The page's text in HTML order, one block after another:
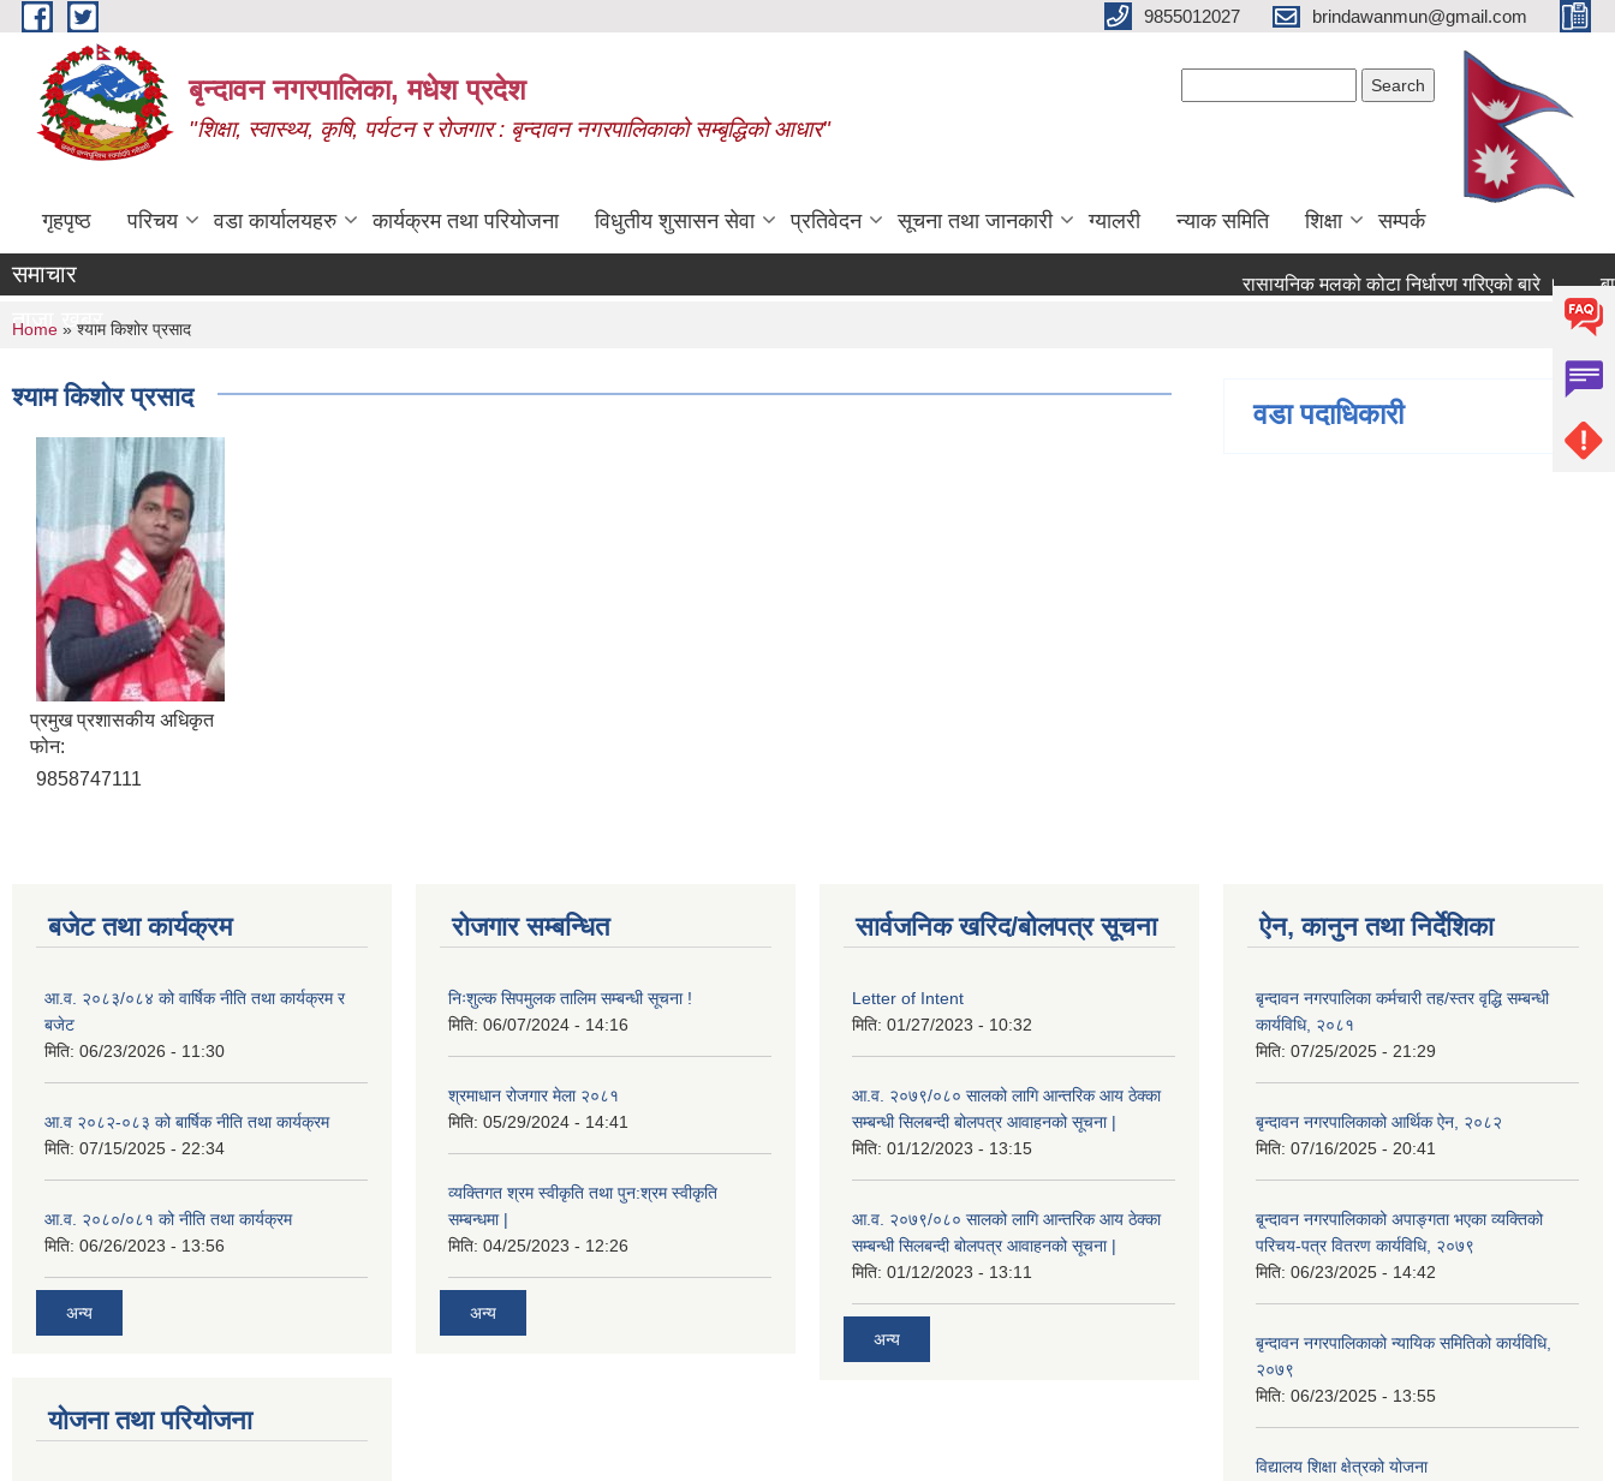
Skip to main content 9855012027 brindawanmun@gmail.com
बृन्दावन नगरपालिका, मधेश प्रदेश
"शिक्षा, स्वास्थ्य, कृषि, पर्यटन र रोजगार : बृन्दावन नगरपालिकाको सम्बृद्धिको आधार"
गृहपृष्ठ परिचय वडा कार्यालयहरु कार्यक्रम तथा परियोजना विधुतीय शुसासन सेवा प्रतिवेदन सूचना तथा जानकारी ग्यालरी न्याक समिति शिक्षा सम्पर्क
समाचार रासायनिक मलको कोटा निर्धारण गरिएको बारे ।
ताजा खबर
You are here
Home » श्याम किशोर प्रसाद
श्याम किशोर प्रसाद
प्रमुख प्रशासकीय अधिकृत
फोन:
9858747111
वडा पदाधिकारी
बजेट तथा कार्यक्रम
आ.व. २०८३/०८४ को वार्षिक नीति तथा कार्यक्रम र
बजेट
मिति: 06/23/2026 - 11:30
आ.व २०८२-०८३ को बार्षिक नीति तथा कार्यक्रम
मिति: 07/15/2025 - 22:34
आ.व. २०८०/०८१ को नीति तथा कार्यक्रम
मिति: 06/26/2023 - 13:56
अन्य
योजना तथा परियोजना
रोजगार सम्बन्धित
निःशुल्क सिपमुलक तालिम सम्बन्धी सूचना !
मिति: 06/07/2024 - 14:16
श्रमाधान रोजगार मेला २०८१
मिति: 05/29/2024 - 14:41
व्यक्तिगत श्रम स्वीकृति तथा पुन:श्रम स्वीकृति
सम्बन्धमा |
मिति: 04/25/2023 - 12:26
अन्य
सार्वजनिक खरिद/बोलपत्र सूचना
Letter of Intent
मिति: 01/27/2023 - 10:32
आ.व. २०७९/०८० सालको लागि आन्तरिक आय ठेक्का
सम्बन्धी सिलबन्दी बोलपत्र आवाहनको सूचना |
मिति: 01/12/2023 - 13:15
आ.व. २०७९/०८० सालको लागि आन्तरिक आय ठेक्का
सम्बन्धी सिलबन्दी बोलपत्र आवाहनको सूचना |
मिति: 01/12/2023 - 13:11
अन्य
ऐन, कानुन तथा निर्देशिका
बृन्दावन नगरपालिका कर्मचारी तह/स्तर वृद्धि सम्बन्धी
कार्यविधि, २०८१
मिति: 07/25/2025 - 21:29
बृन्दावन नगरपालिकाको आर्थिक ऐन, २०८२
मिति: 07/16/2025 - 20:41
बृ्न्दावन नगरपालिकाको अपाङ्गता भएका व्यक्तिको
परिचय-पत्र वितरण कार्यविधि, २०७९
मिति: 06/23/2025 - 14:42
बृन्दावन नगरपालिकाको न्यायिक समितिको कार्यविधि,
२०७९
मिति: 06/23/2025 - 13:55
विद्यालय शिक्षा क्षेत्रको योजना